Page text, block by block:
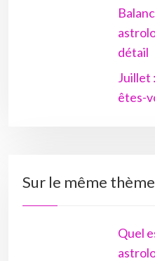
détail
Juillet
êtes-
Sur le même thème
Quel